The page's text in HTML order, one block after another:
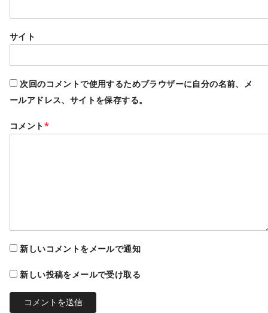
サイト
次回のコメントで使用するためブラウザーに自分の名前、メ
ールアドレス、サイトを保存する。
コメント*
新しいコメントをメールで通知
新しい投稿をメールで受け取る